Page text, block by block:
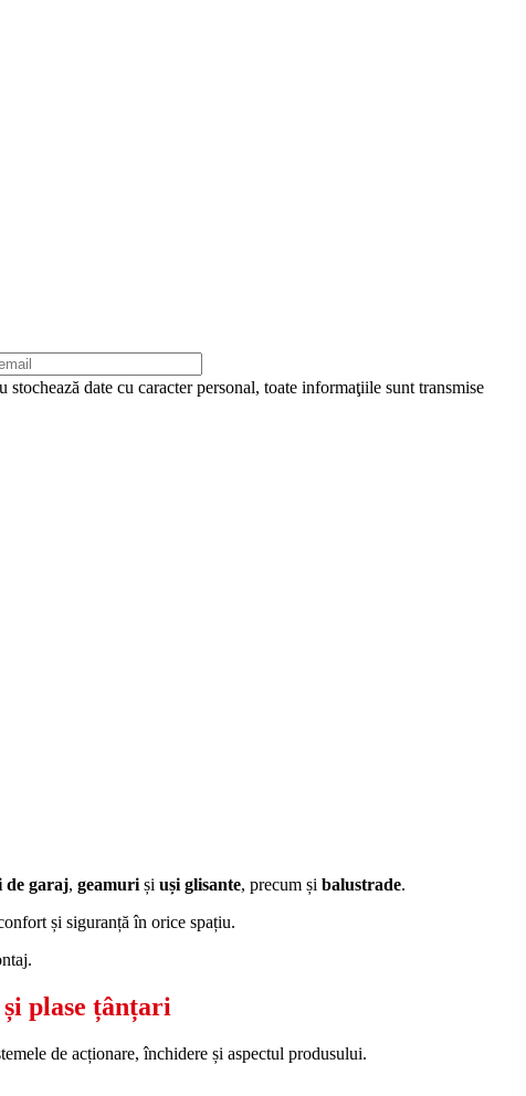
date cu caracter personal, toate informaţiile sunt transmise
de garaj, geamuri și uși glisante, precum și balustrade.
și siguranță în orice spațiu.
plase țânțari
de acționare, închidere și aspectul produsului.